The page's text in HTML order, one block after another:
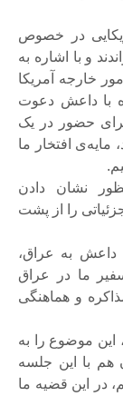
در خصوص
و با اشاره به
خارجه آمریکا
با داعش دعوت
برای حضور در یک
افتخار ما
نشان دادن
را از پشت
داعش به عراق،
ما در عراق
و هماهنگی
این موضوع را به
با این جلسه
در این قضیه ما